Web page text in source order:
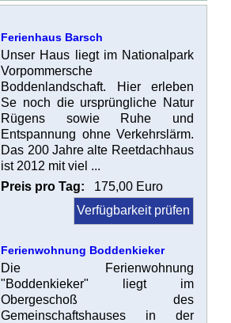
Ferienhaus Barsch
Unser Haus liegt im Nationalpark
Vorpommersche
Boddenlandschaft. Hier erleben
Se noch die ursprüngliche Natur
Rügens sowie Ruhe und
Entspannung ohne Verkehrslärm.
Das 200 Jahre alte Reetdachhaus
ist 2012 mit viel ...
Preis pro Tag:
175,00 Euro
Verfügbarkeit prüfen
Ferienwohnung Boddenkieker
Die Ferienwohnung
"Boddenkieker" liegt im
Obergeschoß des
Gemeinschaftshauses in der